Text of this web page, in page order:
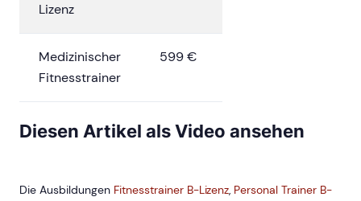
Lizenz
Medizinischer
Fitnesstrainer
599 €
Diesen Artikel als Video ansehen
Die Ausbildungen Fitnesstrainer B-Lizenz, Personal Trainer B-